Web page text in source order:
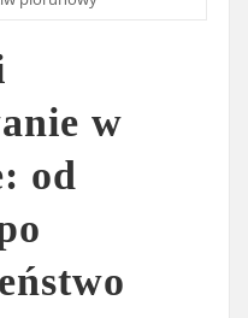
w
od